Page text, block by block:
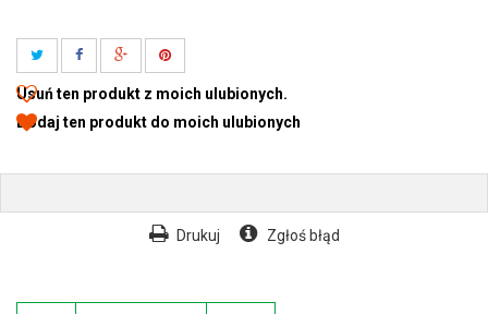
Usuń ten produkt z moich ulubionych.
Dodaj ten produkt do moich ulubionych
Drukuj Zgłoś błąd